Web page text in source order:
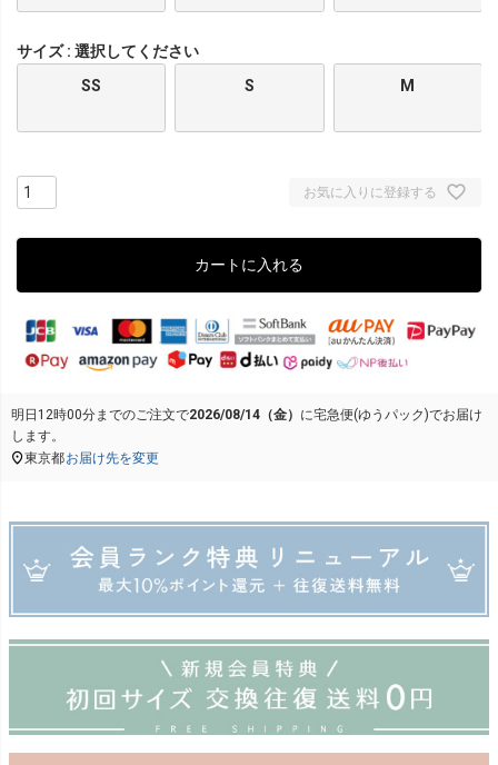
サイズ
選択してください
SS
S M
お気に入りに登録する
カートに入れる
明日 12時00分までのご注文で2026/08/14（金） に宅急便(ゆうパック)でお届け
します。
東京都お届け先を変更